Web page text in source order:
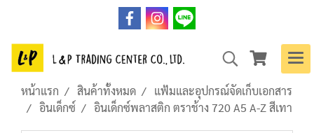
หน้าแรก สินค้าทั้งหมด
แฟ้มและอุปกรณ์จัดเก็บเอกสาร
อินเด็กซ์
อินเด็กซ์พลาสติก ตราช้าง 720 A5 A-Z สีเทา